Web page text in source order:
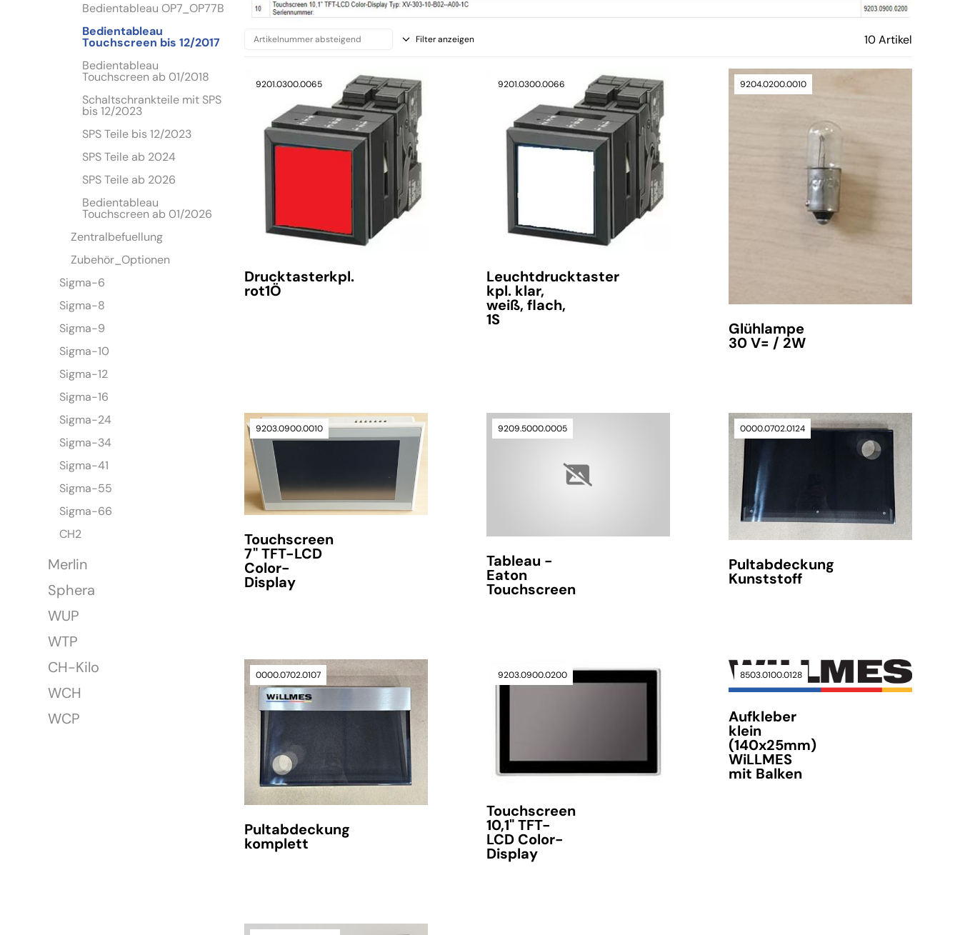
Bedientableau OP7_OP77B
Bedientableau
Touchscreen bis 12/2017
Bedientableau
Touchscreen ab 01/2018
Schaltschrankteile mit SPS
bis 12/2023
SPS Teile bis 12/2023
SPS Teile ab 2024
SPS Teile ab 2026
Bedientableau
Touchscreen ab 01/2026
Zentralbefuellung
Zubehör_Optionen
Sigma-6
Sigma-8
Sigma-9
Sigma-10
Sigma-12
Sigma-16
Sigma-24
Sigma-34
Sigma-41
Sigma-55
Sigma-66
CH2
Merlin
Sphera
WUP
WTP
CH-Kilo
WCH
WCP
Filter anzeigen 10 Artikel
9201.0300.0065
verfügbar
Drucktasterkpl.
rot1Ö
9201.0300.0066
verfügbar
Leuchtdrucktaster
kpl. klar,
weiß, flach,
1S
9204.0200.0010
Glühlampe
30 V= / 2W
9203.0900.0010
Touchscreen
7" TFT-LCD
Color-
Display
9209.5000.0005
Tableau -
Eaton
Touchscreen
0000.0702.0124
verfügbar
Pultabdeckung
Kunststoff
0000.0702.0107
Pultabdeckung
komplett
9203.0900.0200
Touchscreen
10,1" TFT-
LCD Color-
Display
8503.0100.0128
verfügbar
Aufkleber
klein
(140x25mm)
WiLLMES
mit Balken